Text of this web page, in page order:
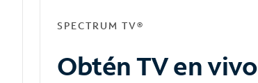
SPECTRUM TV®
Obtén TV en vivo